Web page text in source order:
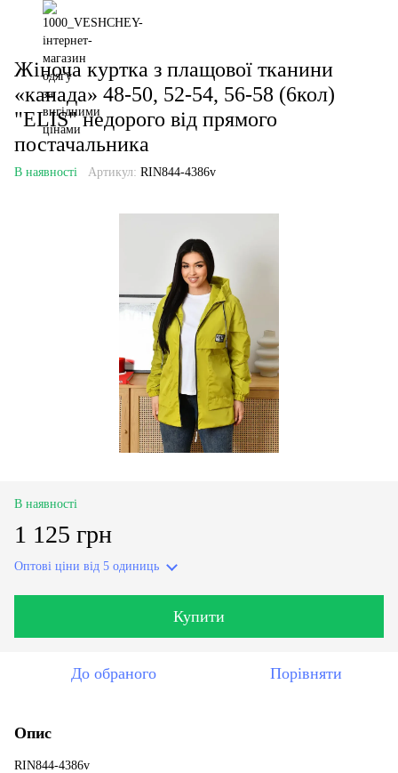
Жіноча куртка з плащової тканини
«канада» 48-50, 52-54, 56-58 (6кол)
"ELIS" недорого від прямого
постачальника
В наявності Артикул: RIN844-4386v
В наявності
1 125 грн
Оптові ціни від 5 одиниць
Купити
До обраного Порівняти
Опис
RIN844-4386v